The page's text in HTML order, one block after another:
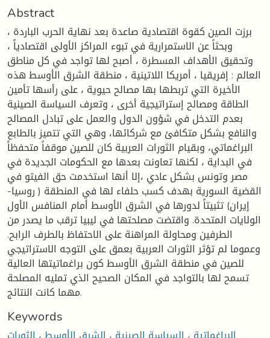
Abstract
برزت الصين كقوة اقتصادية صاعدة بعد نهاية الحرب الباردة ،
وبحثاً عن الاستمرارية في تبوء المراكز الأولى اقتصادياً ،
وتحقيق الأهداف المسطرة ، أصبح لها تواجد في كل مناطق
العالم : إفريقيا ، أمريكا اللاتينية ، منطقة الشرق الأوسط هذه
الأخيرة التي تربطها بها مصالح حيوية ، على رأسها تأمين
الطاقة ومصالح إستراتيجية أخرى ، وتعرف السياسة الصينية
بعدم التدخل في شؤون الدول والعمل على تبادل المصالح
والنافع بشكل متكافئ مع شركائها، وهي التي تتميز بالطابع
البراغماتي، وبقيام الثورات العربية كان للصين موقفاً متحفظاً
في البداية ، لكنها تعاونت بعدها مع الحكومات الجديدة في
مصر وتونس بشكل عادي ،إلا أنها استخدمت حق الفيتو في
القضية السورية بهدف كسب حلفاء لها في المنطقة ( روسيا-
إيران) تثبيتاً لدورها في الشرق الأوسط أمام المنافس الأول
الولايات المتحدة. واقتضت مصلحتها في ليبيا ترقب ما يصدر من
الطرفين ومحاولة المراهنة على الاحتفاظ بالطرف الرابح.
وعموما لم تؤثر الثورات العربية بعمق على التوجه الاستراتيجي
للصين في منطقة الشرق الأوسط كون براغماتيتها العالية
تسمح لها بالتواجد في المكان الصحيح الذي تمليه المصلحة
مهما كانت النتائج.
Keywords